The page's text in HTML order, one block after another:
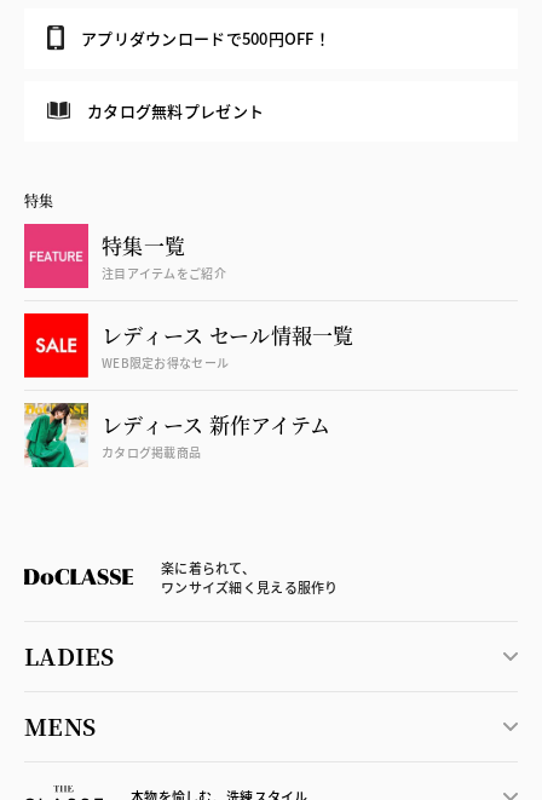
アプリダウンロードで500円OFF！
カタログ無料プレゼント
特集
特集一覧
注目アイテムをご紹介
レディース セール情報一覧
WEB限定お得なセール
レディース 新作アイテム
カタログ掲載商品
楽に着られて、
ワンサイズ細く見える服作り
LADIES
MENS